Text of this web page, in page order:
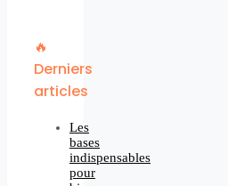
🔥
Derniers
articles
Les
bases
indispensables
pour